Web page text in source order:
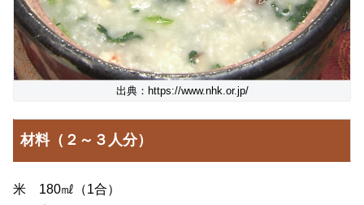
出典：https://www.nhk.or.jp/
材料（２～３人分）
米 180㎖（1合）